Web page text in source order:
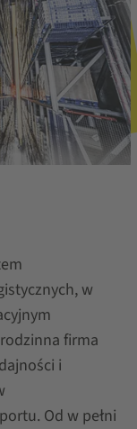
w
firma
i
Od w pełni